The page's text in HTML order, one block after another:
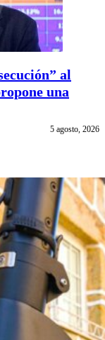
al
una
5 agosto, 2026